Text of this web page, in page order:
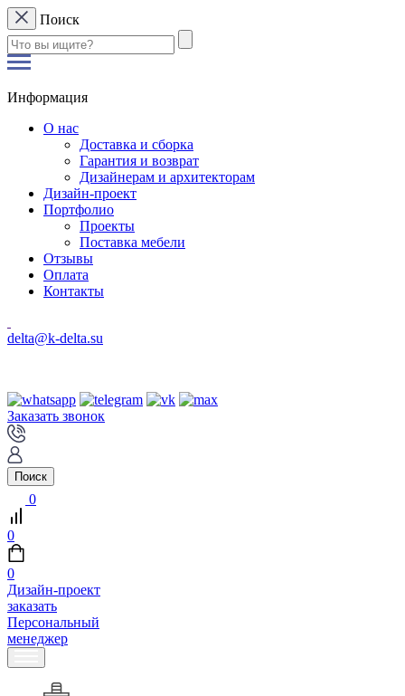
Поиск
Информация
О нас
Доставка и сборка
Гарантия и возврат
Дизайнерам и архитекторам
Дизайн-проект
Портфолио
Проекты
Поставка мебели
Отзывы
Оплата
Контакты
delta@k-delta.su
Заказать звонок
Поиск
0
0
0
Дизайн-проект
заказать
Персональный
менеджер